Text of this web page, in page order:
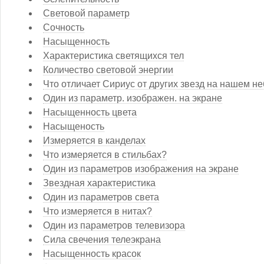
Световой параметр
Сочность
Насыщенность
Характеристика светящихся тел
Количество световой энергии
Что отличает Сириус от других звезд на нашем
Один из параметр. изображен. на экране
Насыщенность цвета
Насыщеность
Измеряется в канделах
Что измеряется в стильбах?
Один из параметров изображения на экране
Звездная характеристика
Один из параметров света
Что измеряется в нитах?
Один из параметров телевизора
Сила свечения телеэкрана
Насыщенность красок